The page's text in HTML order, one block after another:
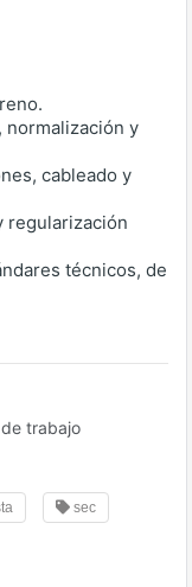
normalización y
cableado y
regularización
técnicos, de
trabajo
sec